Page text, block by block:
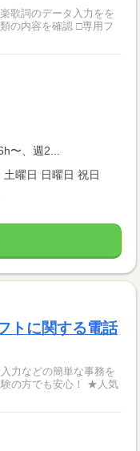
歌詞のデータ入力をを
〜、週2...
曜日 日曜日 祝日
トに関する電話
の方でも安心！ ★人気